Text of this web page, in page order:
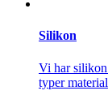
Silikon
Vi har
typer